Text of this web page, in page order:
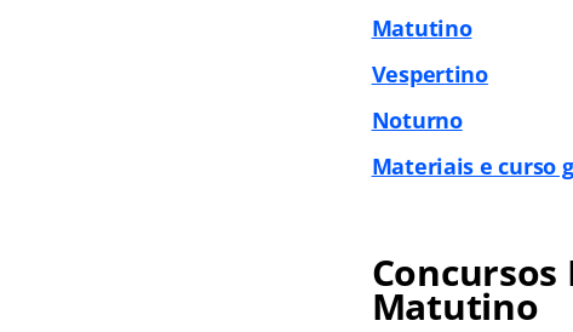
Matutino
Vespertino
Noturno
Materiais e curso
Concursos
Matutino